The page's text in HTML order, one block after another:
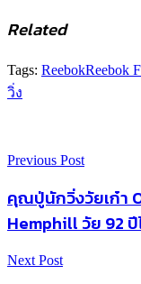
Related
Tags: ReebokReebok
วิ่ง
Previous Post
คุณปู่นักวิ่งวัยเก๋า
Hemphill วัย 92
Next Post